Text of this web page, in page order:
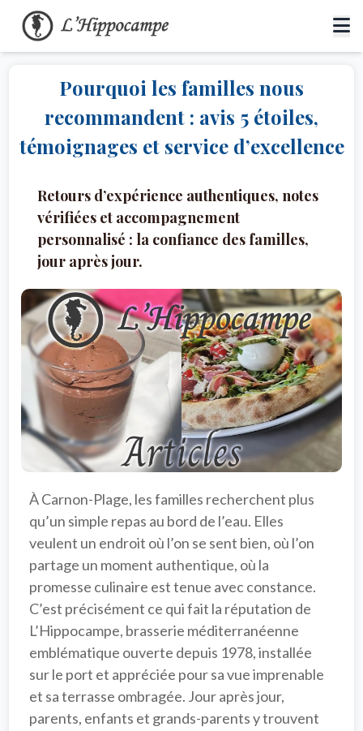
Pourquoi les familles nous
recommandent : avis 5 étoiles,
témoignages et service d’excellence
Retours d’expérience authentiques, notes
vérifiées et accompagnement
personnalisé : la confiance des familles,
jour après jour.
À Carnon-Plage, les familles recherchent plus
qu’un simple repas au bord de l’eau. Elles
veulent un endroit où l’on se sent bien, où l’on
partage un moment authentique, où la
promesse culinaire est tenue avec constance.
L’Hippocampe, brasserie méditerranéenne
emblématique ouverte depuis 1978, installée
sur le port et appréciée pour sa vue imprenable
et sa terrasse ombragée. Jour après jour,
parents, enfants et grands-parents y trouvent